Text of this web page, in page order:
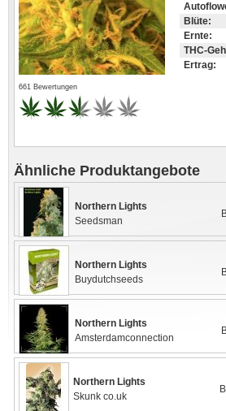
661 Bewertungen
Blüte:
Ernte:
THC-
Ertrag:
Ähnliche Produktangebote
Northern Lights
Seedsman
Northern Lights
Buydutchseeds
Northern Lights
Amsterdamconnection
Northern Lights
Skunk co.uk